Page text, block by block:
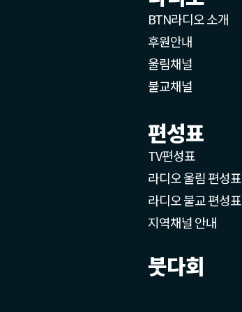
BTN라디오 소개
후원안내
울림채널
불교채널
편성표
TV편성표
라디오 울림 편성표
라디오 불교 편성표
지역채널 안내
붓다회